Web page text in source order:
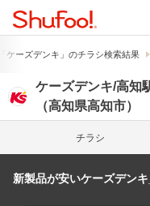
ケーズデンキ」のチラシ検索結果
ケーズデンキ/高知
（高知県高知市）
チラシ
新製品が安いケーズデン